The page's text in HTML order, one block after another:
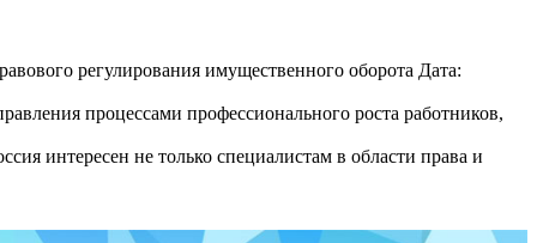
регулирования имущественного оборота Дата:
процессами профессионального роста работников,
интересен не только специалистам в области права и